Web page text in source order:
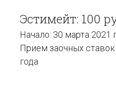
Эстимейт: 100
Начало: 30 марта 2021
Прием заочных ставок
года